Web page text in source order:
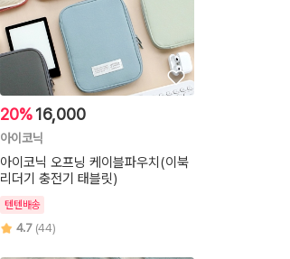
20% 16,000
아이코닉
아이코닉 오프닝 케이블파우치(이북
리더기 충전기 태블릿)
텐텐배송
4.7 (44)